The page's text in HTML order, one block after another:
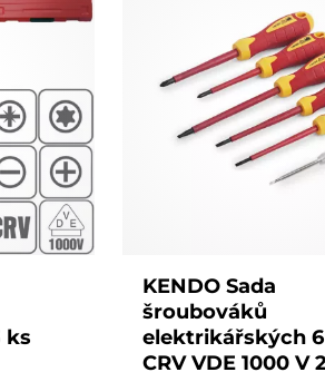
ks
KENDO Sada
šroubováků
elektrikářských
CRV VDE 1000 V